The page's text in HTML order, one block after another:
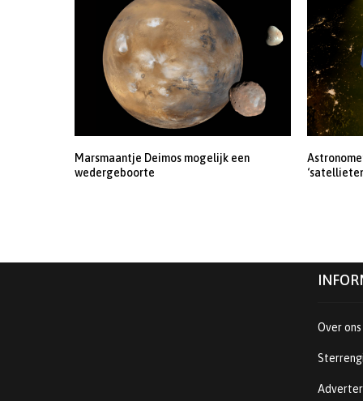
Marsmaantje Deimos mogelijk een
wedergeboorte
Over ons